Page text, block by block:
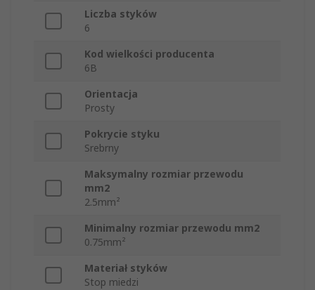
Liczba styków
6
Kod wielkości producenta
6B
Orientacja
Prosty
Pokrycie styku
Srebrny
Maksymalny rozmiar przewodu
mm2
2.5mm²
Minimalny rozmiar przewodu mm2
0.75mm²
Materiał styków
Stop miedzi